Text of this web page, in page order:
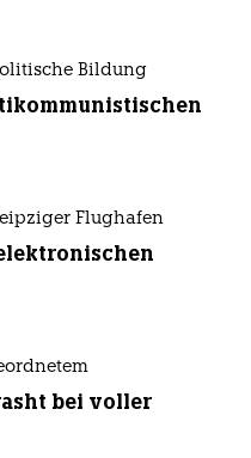
Bildung
Flughafen
bei voller